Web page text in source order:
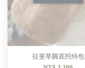
拉斐草圓底托特包